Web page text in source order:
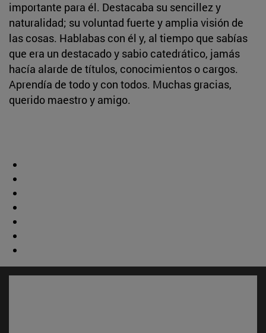
importante para él. Destacaba su sencillez y
naturalidad; su voluntad fuerte y amplia visión de
las cosas. Hablabas con él y, al tiempo que sabías
que era un destacado y sabio catedrático, jamás
hacía alarde de títulos, conocimientos o cargos.
Aprendía de todo y con todos. Muchas gracias,
querido maestro y amigo.